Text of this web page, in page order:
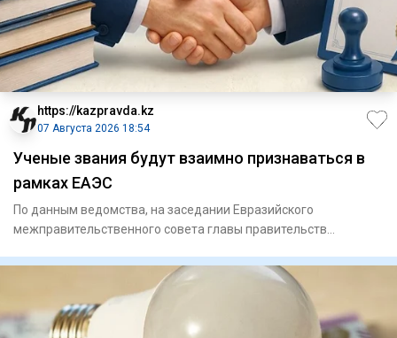
https://kazpravda.kz
07 Августа 2026 18:54
Ученые звания будут взаимно признаваться в
рамках ЕАЭС
По данным ведомства, на заседании Евразийского
межправительственного совета главы правительств